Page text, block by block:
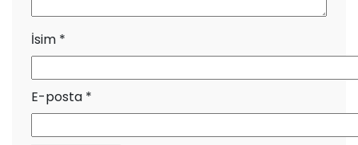
İsim *
E-posta *